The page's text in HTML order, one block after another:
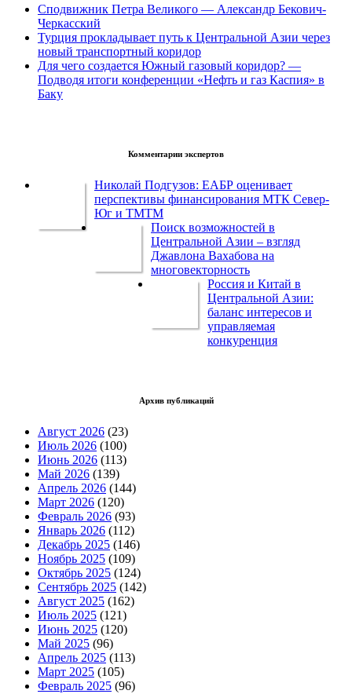
Сподвижник Петра Великого — Александр Бекович-
Черкасский
Турция прокладывает путь к Центральной Азии через
новый транспортный коридор
Для чего создается Южный газовый коридор? —
Подводя итоги конференции «Нефть и газ Каспия» в
Баку
Комментарии экспертов
Николай Подгузов: ЕАБР оценивает
перспективы финансирования МТК Север-
Юг и ТМТМ
Поиск возможностей в
Центральной Азии – взгляд
Джавлона Вахабова на
многовекторность
Россия и Китай в
Центральной Азии:
баланс интересов и
управляемая
конкуренция
Архив публикаций
Август 2026 (23)
Июль 2026 (100)
Июнь 2026 (113)
Май 2026 (139)
Апрель 2026 (144)
Март 2026 (120)
Февраль 2026 (93)
Январь 2026 (112)
Декабрь 2025 (146)
Ноябрь 2025 (109)
Октябрь 2025 (124)
Сентябрь 2025 (142)
Август 2025 (162)
Июль 2025 (121)
Июнь 2025 (120)
Май 2025 (96)
Апрель 2025 (113)
Март 2025 (105)
Февраль 2025 (96)